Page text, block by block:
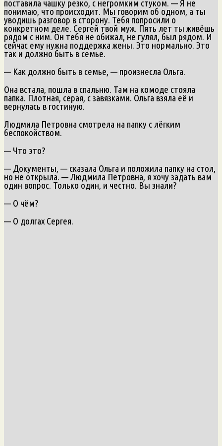
поставила чашку резко, с негромким стуком. — Я не
понимаю, что происходит. Мы говорим об одном, а ты
уводишь разговор в сторону. Тебя попросили о
конкретном деле. Сергей твой муж. Пять лет ты живёшь
рядом с ним. Он тебя не обижал, не гулял, был рядом. И
сейчас ему нужна поддержка жены. Это нормально. Это
так и должно быть в семье.
— Как должно быть в семье, — произнесла Ольга.
Она встала, пошла в спальню. Там на комоде стояла
папка. Плотная, серая, с завязками. Ольга взяла её и
вернулась в гостиную.
Людмила Петровна смотрела на папку с лёгким
беспокойством.
— Что это?
— Документы, — сказала Ольга и положила папку на стол,
но не открыла. — Людмила Петровна, я хочу задать вам
один вопрос. Только один, и честно. Вы знали?
— О чём?
— О долгах Сергея.